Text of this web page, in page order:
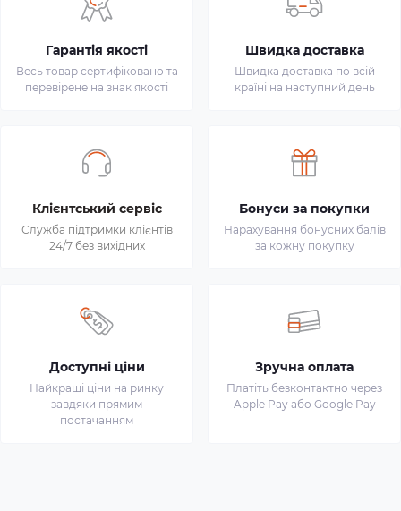
Гарантія якості
Весь товар сертифіковано та
перевірене на знак якості
Швидка доставка
Швидка доставка по всій
країні на наступний день
Клієнтський сервіс
Служба підтримки клієнтів
24/7 без вихідних
Бонуси за покупки
Нарахування бонусних балів
за кожну покупку
Доступні ціни
Найкращі ціни на ринку
завдяки прямим
постачанням
Зручна оплата
Платіть безконтактно через
Apple Pay або Google Pay